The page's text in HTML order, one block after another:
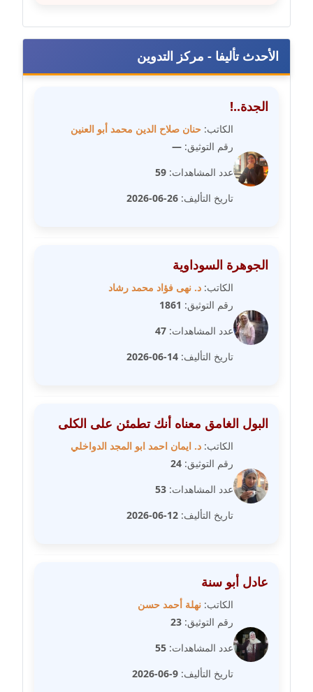
مدونة فاطمة حجازي
عاملة
مدونة فيروز القطلبي
مدونة كريمان سالم
موقوف
مدونة كيندا فائز
عاملة
مدونة ليلى سرحان
عاملة
عاملة
مدونة مبارك عابد
عاملة
مدونة محاسن علي
عاملة
مدونة محمد التجاني
عاملة
عاملة
الأحدث تأليفا - مركز التدوين
الجدة..!
الكاتب: حنان صلاح الدين محمد أبو العنين
رقم التوثيق: —
عدد المشاهدات: 59
تاريخ التأليف: 26-06-2026
الجوهرة السوداوية
الكاتب: د. نهى فؤاد محمد رشاد
رقم التوثيق: 1861
عدد المشاهدات: 47
تاريخ التأليف: 14-06-2026
البول الغامق معناه أنك تطمئن على الكلى
الكاتب: د. ايمان احمد ابو المجد الدواخلي
رقم التوثيق: 24
عدد المشاهدات: 53
تاريخ التأليف: 12-06-2026
عادل أبو سنة
الكاتب: نهلة أحمد حسن
رقم التوثيق: 23
عدد المشاهدات: 55
تاريخ التأليف: 9-06-2026